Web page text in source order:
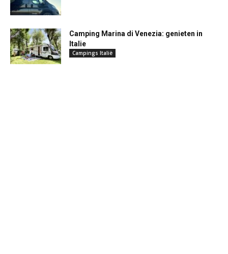
Camping Marina di Venezia: genieten in
Italie
Campings Italië